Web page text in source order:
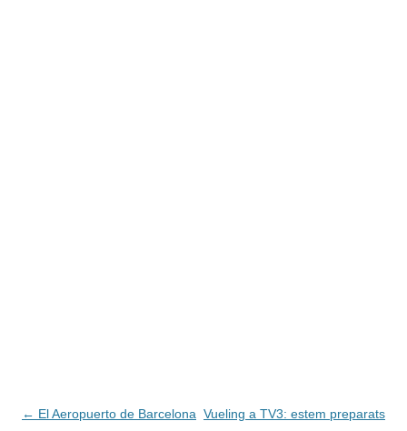
Navegación
← El Aeropuerto de Barcelona Vueling a TV3: estem preparats